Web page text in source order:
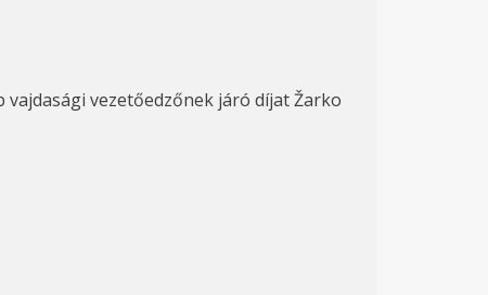
vezetőedzőnek járó díjat Žarko